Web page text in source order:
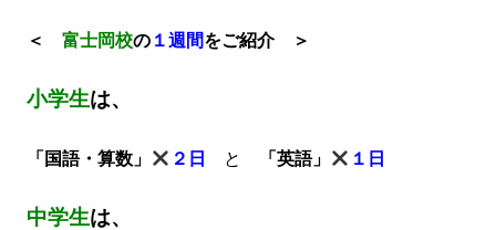
＜ 富士岡校の １週間をご紹介 ＞
小学生は、
「国語・算数」 ２日 と 「英語」 １日
中学生は、